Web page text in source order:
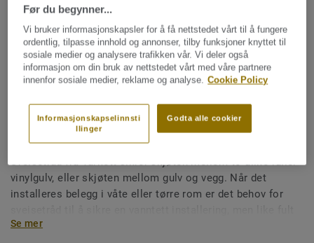
Hele kolleksjonen (1477)
Sveisetråd
Sveisetråd for vinylgulv -
Multicolour GREY 0154
Sveisetråd fra Tarkett sikrer skjøten mellom to ulike ruller
vinylgulv, eller skjøten mellom gulv og vegg. Når det
installeres belegg i våte eller tørre rom er det behov for
for å sikre en god installering på store flater i offentlig
Se mer
Før du begynner...
Vi bruker informasjonskapsler for å få nettstedet vårt til å fungere
ordentlig, tilpasse innhold og annonser, tilby funksjoner knyttet til
sosiale medier og analysere trafikken vår. Vi deler også
informasjon om din bruk av nettstedet vårt med våre partnere
innenfor sosiale medier, reklame og analyse. Cookie Policy
Godta alle cookier
Informasjonskapselinnsti
llinger